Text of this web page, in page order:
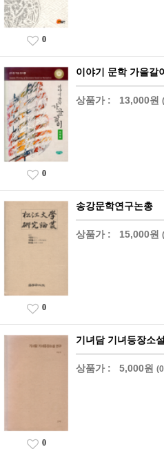
0
이야기 문학 가을갈이
상품가 : 13,000원
0
송강문학연구논총
상품가 : 15,000원
0
기녀담 기녀등장소
상품가 : 5,000원
0